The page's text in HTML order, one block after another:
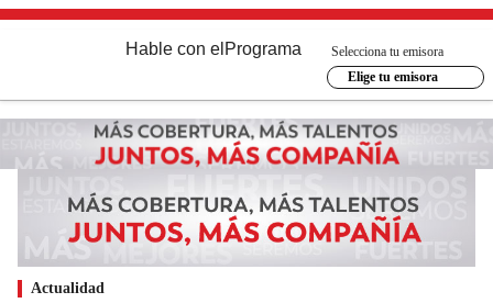
Hable con el Programa
Selecciona tu emisora
Elige tu emisora
Actualidad